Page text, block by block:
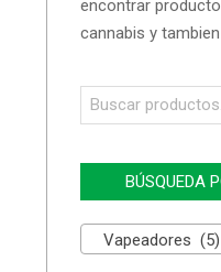
encontrar
cannabis y
Buscar
por:
BÚSQUEDA
Vapeadores (5)